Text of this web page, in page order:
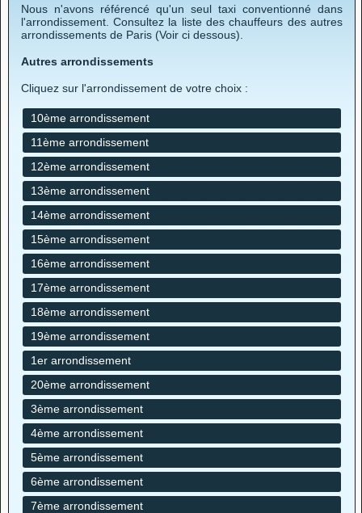
Nous n'avons référencé qu'un seul taxi conventionné dans
l'arrondissement. Consultez la liste des chauffeurs des autres
arrondissements de Paris (Voir ci dessous).
Autres arrondissements
Cliquez sur l'arrondissement de votre choix :
10ème arrondissement
11ème arrondissement
12ème arrondissement
13ème arrondissement
14ème arrondissement
15ème arrondissement
16ème arrondissement
17ème arrondissement
18ème arrondissement
19ème arrondissement
1er arrondissement
20ème arrondissement
3ème arrondissement
4ème arrondissement
5ème arrondissement
6ème arrondissement
7ème arrondissement